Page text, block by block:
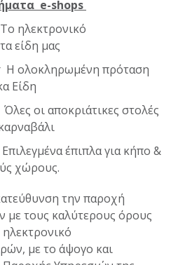
e-shops
είδη μας
Η ολοκληρωμένη πρόταση
Είδη
οι αποκριάτικες στολές
έπιπλα για κήπο &
χώρους.
την παροχή
με τους καλύτερους όρους
με το άψογο και